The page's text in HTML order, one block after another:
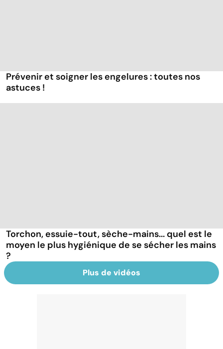
Prévenir et soigner les engelures : toutes nos
astuces !
Torchon, essuie-tout, sèche-mains... quel est le
moyen le plus hygiénique de se sécher les mains
?
Plus de vidéos